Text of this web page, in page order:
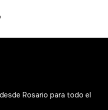
Rosario para todo el